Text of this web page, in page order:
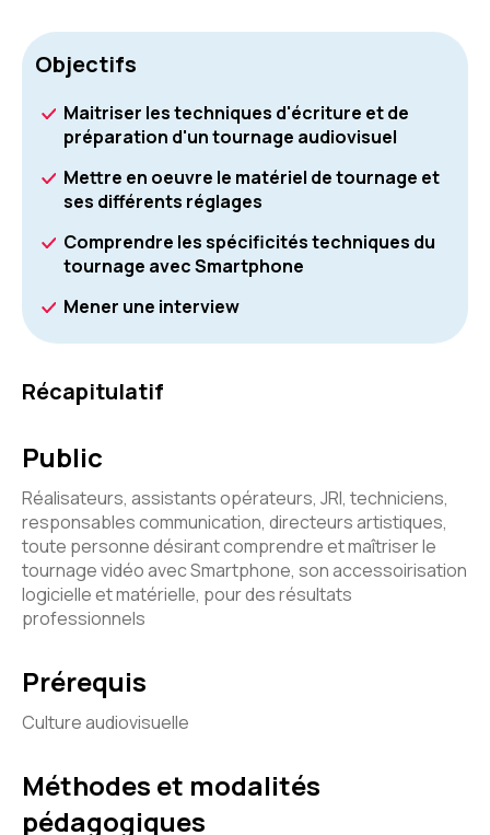
Objectifs
Maitriser les techniques d'écriture et de
préparation d'un tournage audiovisuel
Mettre en oeuvre le matériel de tournage et
ses différents réglages
Comprendre les spécificités techniques du
tournage avec Smartphone
Mener une interview
Récapitulatif
Public
Réalisateurs, assistants opérateurs, JRI, techniciens,
responsables communication, directeurs artistiques,
toute personne désirant comprendre et maîtriser le
tournage vidéo avec Smartphone, son accessoirisation
logicielle et matérielle, pour des résultats
professionnels
Prérequis
Culture audiovisuelle
Méthodes et modalités
pédagogiques